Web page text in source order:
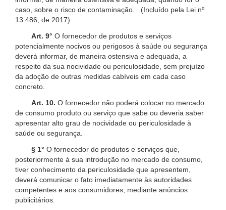
caso, sobre o risco de contaminação. (Incluído pela Lei nº
13.486, de 2017)
Art. 9° O fornecedor de produtos e serviços
potencialmente nocivos ou perigosos à saúde ou segurança
deverá informar, de maneira ostensiva e adequada, a
respeito da sua nocividade ou periculosidade, sem prejuízo
da adoção de outras medidas cabíveis em cada caso
concreto.
Art. 10. O fornecedor não poderá colocar no mercado
de consumo produto ou serviço que sabe ou deveria saber
apresentar alto grau de nocividade ou periculosidade à
saúde ou segurança.
§ 1° O fornecedor de produtos e serviços que,
posteriormente à sua introdução no mercado de consumo,
tiver conhecimento da periculosidade que apresentem,
deverá comunicar o fato imediatamente às autoridades
competentes e aos consumidores, mediante anúncios
publicitários.